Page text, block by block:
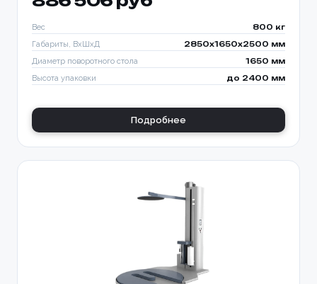
Вес 800 кг
Габариты, ВхШхД 2850х1650х2500 мм
Диаметр поворотного стола 1650 мм
Высота упаковки до 2400 мм
Подробнее